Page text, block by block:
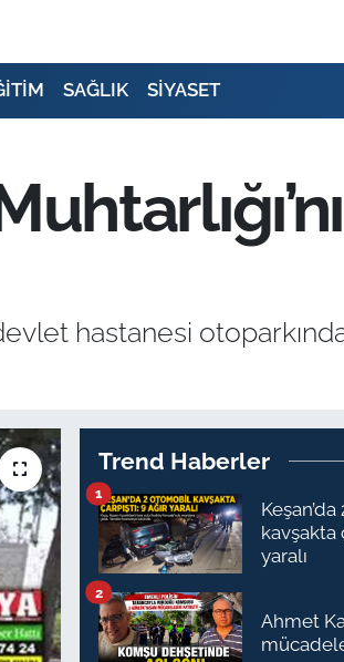
SAĞLIK SİYASET
hastanesi
Trend Haberler
kavşakta
yaralı
1
Ahmet
2